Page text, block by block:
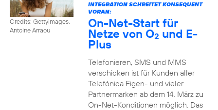
Credits: Gettyimages,
Antoine Arraou
INTEGRATION SCHREITET KONSEQUENT
VORAN:
On-Net-Start für
Netze von O2 und E-
Plus
Telefonieren, SMS und MMS
verschicken ist für Kunden aller
Telefónica Eigen- und vieler
Partnermarken ab dem 14. März zu
On-Net-Konditionen möglich. Das